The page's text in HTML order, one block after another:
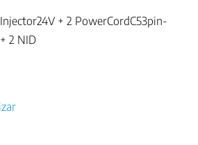
+ 2 PowerCordC53pin-
2 NID